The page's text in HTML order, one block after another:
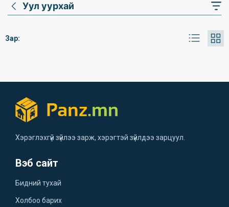
Уул уурхай
Зар:
Хэрэглэхгүй зүйлээ зарж, хэрэгтэй зүйлдээ зарцуул.
Вэб сайт
Бидний тухай
Холбоо барих